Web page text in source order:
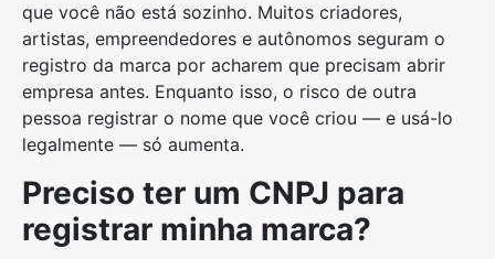
que você não está sozinho. Muitos criadores,
artistas, empreendedores e autônomos seguram o
registro da marca por acharem que precisam abrir
empresa antes. Enquanto isso, o risco de outra
pessoa registrar o nome que você criou — e usá-lo
legalmente — só aumenta.
Preciso ter um CNPJ para
registrar minha marca?